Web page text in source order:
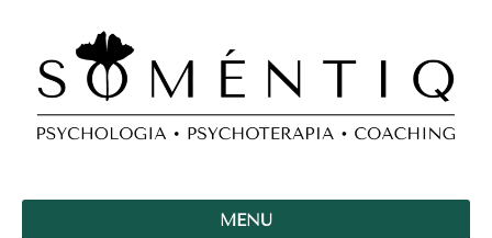
MENU